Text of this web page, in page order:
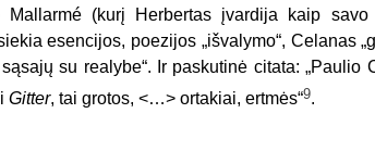
(kurį Herbertas įvardija kaip savo
esencijos, poezijos „išvalymo“, Celanas
su realybe“. Ir paskutinė citata: „Paulio
Gitter, tai grotos, <…> ortakiai, ertmės“9.